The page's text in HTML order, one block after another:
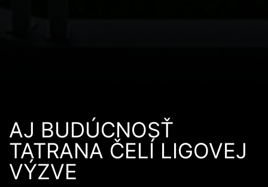
AJ BUDÚCNOSŤ
TATRANA ČELÍ LIGOVEJ
VÝZVE